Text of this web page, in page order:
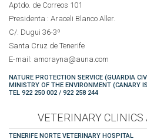
Aptdo. de Correos 101
Presidenta : Araceli Blanco Aller.
C/. Dugui 36-3º
Santa Cruz de Tenerife
E-mail: amorayna@auna.com
NATURE PROTECTION SERVICE (GUARDIA
MINISTRY OF THE ENVIRONMENT (CANARY
TEL 922 250 002 / 922 258 244
VETERINARY
TENERIFE NORTE VETERINARY HOSPITAL